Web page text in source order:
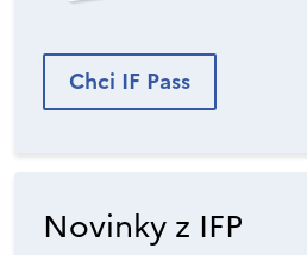
Chci IF Pass
Novinky z IFP